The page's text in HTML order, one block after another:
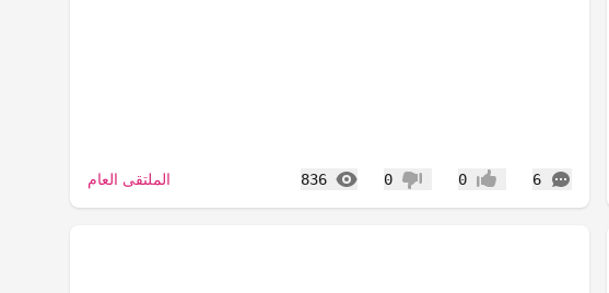
6
التعليقات إعجاب0 عدم إعجاب
0
836
المشاهدات الملتقى العام